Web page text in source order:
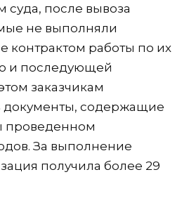
суда, после вывоза
не выполняли
контрактом работы по их
и последующей
заказчикам
документы, содержащие
проведенном
За выполнение
получила более 29